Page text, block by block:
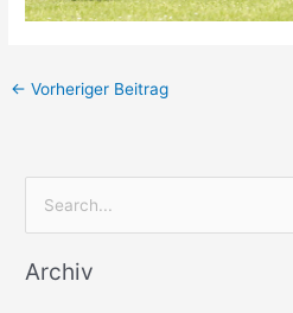
← Vorheriger Beitrag
c
Archiv